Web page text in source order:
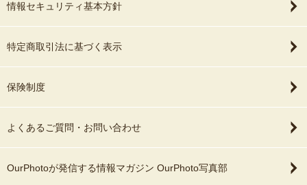
情報セキュリティ基本方針
特定商取引法に基づく表示
保険制度
よくあるご質問・お問い合わせ
OurPhotoが発信する情報マガジン OurPhoto写真部